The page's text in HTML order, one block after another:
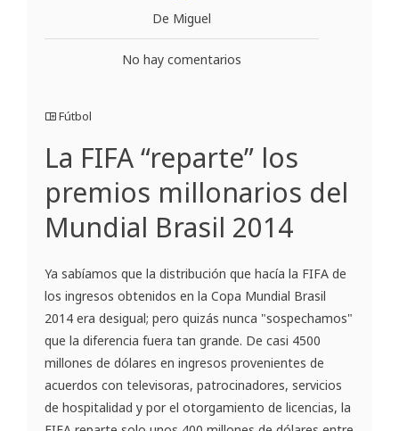
De Miguel
No hay comentarios
Fútbol
La FIFA “reparte” los
premios millonarios del
Mundial Brasil 2014
Ya sabíamos que la distribución que hacía la FIFA de
los ingresos obtenidos en la Copa Mundial Brasil
2014 era desigual; pero quizás nunca "sospechamos"
que la diferencia fuera tan grande. De casi 4500
millones de dólares en ingresos provenientes de
acuerdos con televisoras, patrocinadores, servicios
de hospitalidad y por el otorgamiento de licencias, la